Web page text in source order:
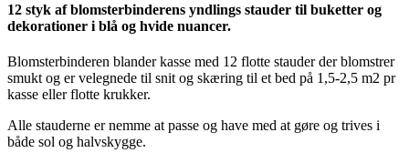
12 styk af blomsterbinderens yndlings stauder til buketter og
dekorationer i blå og hvide nuancer.
Blomsterbinderen blander kasse med 12 flotte stauder der blomstrer
smukt og er velegnede til snit og skæring til et bed på 1,5-2,5 m2 pr
kasse eller flotte krukker.
Alle stauderne er nemme at passe og have med at gøre og trives i
både sol og halvskygge.